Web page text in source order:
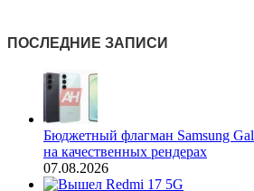
ПОСЛЕДНИЕ ЗАПИСИ
Бюджетный флагман Samsung
на качественных рендерах
07.08.2026